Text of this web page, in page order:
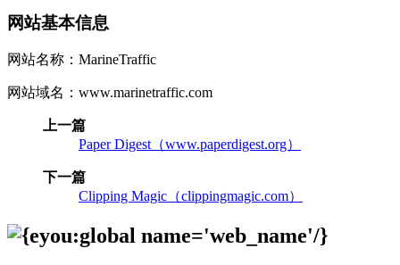
网站基本信息
网站名称：MarineTraffic
网站域名：www.marinetraffic.com
上一篇
Paper Digest（www.paperdigest.org）
下一篇
Clipping Magic（clippingmagic.com）